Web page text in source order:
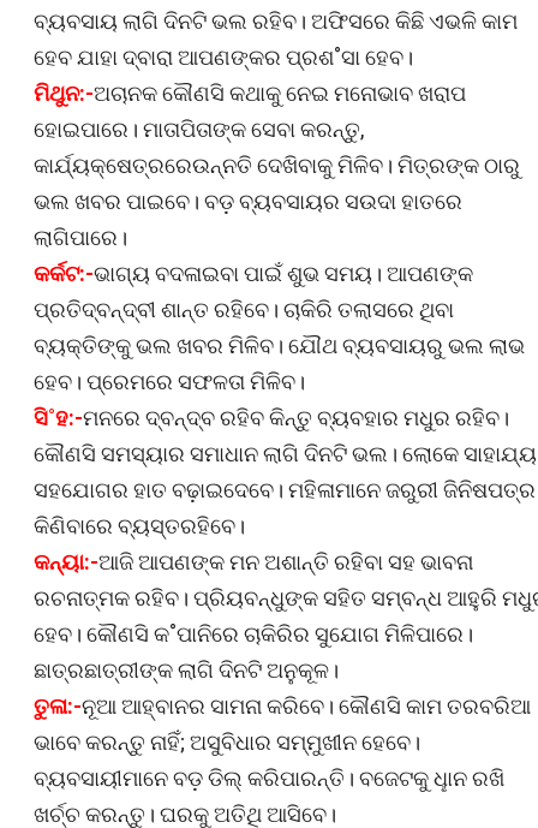
ବ୍ୟବସାୟ ଲାଗି ଦିନଟି ଭଲ ରହିବ। ଅଫିସରେ କିଛି ଏଭଳି କାମ
ହେବ ଯାହା ଦ୍ବାରା ଆପଣଙ୍କର ପ୍ରଶ˚ସା ହେବ।
ମିଥୁନ:-ଅଚାନକ କୌଣସି କଥାକୁ ନେଇ ମନୋଭାବ ଖରାପ
ହୋଇପାରେ। ମାତାପିତାଙ୍କ ସେବା କରନ୍ତୁ,
କାର୍ଯ୍ୟକ୍ଷେତ୍ରରେଉନ୍ନତି ଦେଖିବାକୁ ମିଳିବ। ମିତ୍ରଙ୍କ ଠାରୁ
ଭଲ ଖବର ପାଇବେ। ବଡ଼ ବ୍ୟବସାୟର ସଉଦା ହାତରେ
ଲାଗିପାରେ।
କର୍କଟ:-ଭାଗ୍ୟ ବଦଳାଇବା ପାଇଁ ଶୁଭ ସମୟ। ଆପଣଙ୍କ
ପ୍ରତିଦ୍ବନ୍ଦ୍ବୀ ଶାନ୍ତ ରହିବେ। ଚାକିରି ତଲାସରେ ଥିବା
ବ୍ୟକ୍ତିଙ୍କୁ ଭଲ ଖବର ମିଳିବ। ଯୌଥ ବ୍ୟବସାୟରୁ ଭଲ ଲାଭ
ହେବ। ପ୍ରେମରେ ସଫଳତା ମିଳିବ।
ସି˚ହ:-ମନରେ ଦ୍ବନ୍ଦ୍ବ ରହିବ କିନ୍ତୁ ବ୍ୟବହାର ମଧୁର ରହିବ।
କୌଣସି ସମସ୍ୟାର ସମାଧାନ ଲାଗି ଦିନଟି ଭଲ। ଲୋକେ ସାହାଯ୍ୟ
ସହଯୋଗର ହାତ ବଢ଼ାଇଦେବେ। ମହିଳାମାନେ ଜରୁରୀ ଜିନିଷପତ୍ର
କିଣିବାରେ ବ୍ୟସ୍ତରହିବେ।
କନ୍ୟା:-ଆଜି ଆପଣଙ୍କ ମନ ଅଶାନ୍ତି ରହିବା ସହ ଭାବନା
ରଚନାତ୍ମକ ରହିବ। ପ୍ରିୟବନ୍ଧୁଙ୍କ ସହିତ ସମ୍ବନ୍ଧ ଆହୁରି
ହେବ। କୌଣସି କ˚ପାନିରେ ଚାକିରିର ସୁଯୋଗ ମିଳିପାରେ।
ଛାତ୍ରଛାତ୍ରୀଙ୍କ ଲାଗି ଦିନଟି ଅନୁକୂଳ।
ତୁଳା:-ନୂଆ ଆହ୍ବାନର ସାମନା କରିବେ। କୌଣସି କାମ ତରବରିଆ
ଭାବେ କରନ୍ତୁ ନାହିଁ; ଅସୁବିଧାର ସମ୍ମୁଖୀନ ହେବେ।
ବ୍ୟବସାୟୀମାନେ ବଡ଼ ଡିଲ୍ କରିପାରନ୍ତି। ବଜେଟକୁ ଧୢାନ ରଖି
ଖର୍ଚ୍ଚ କରନ୍ତୁ। ଘରକୁ ଅତିଥି ଆସିବେ।